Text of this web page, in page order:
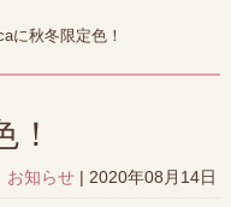
に秋冬限定色！
お知らせ | 2020年08月14日